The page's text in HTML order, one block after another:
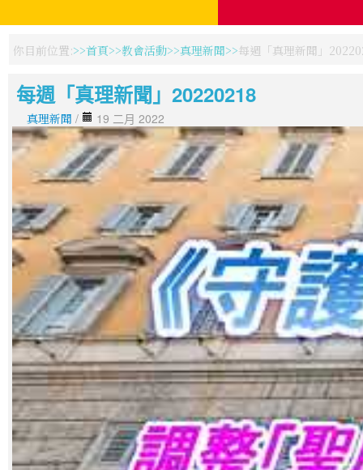
你目前位置: 首頁 教會活動 真理新聞 每週「真理新聞」
每週「真理新聞」20220218
真理新聞 / 19 二月 2022